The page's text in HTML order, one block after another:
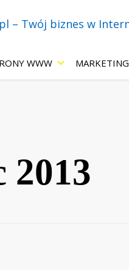
blog
biznesu w
WWW MARKETING
2013